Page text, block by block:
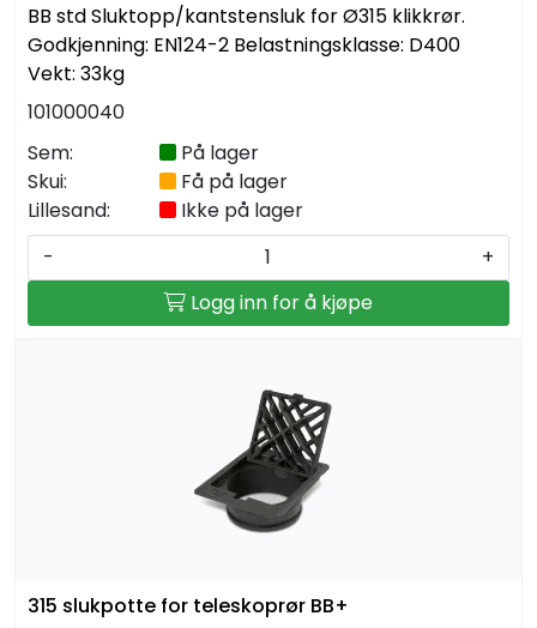
BB std Sluktopp/kantstensluk for Ø315 klikkrør.
Godkjenning: EN124-2 Belastningsklasse: D400
Vekt: 33kg
101000040
Sem:
På lager
Skui:
Få på lager
Lillesand:
Ikke på lager
-
+
Logg inn for å kjøpe
315 slukpotte for teleskoprør BB+